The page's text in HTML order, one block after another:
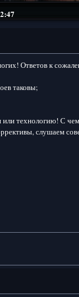
Ответов к
таковы;
технологию! С чем
слушаем